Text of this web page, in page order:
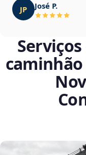
JP José P.